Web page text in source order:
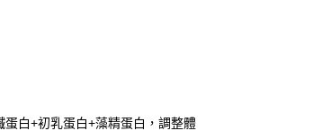
蛋白+初乳蛋白+藻精蛋白，調整體